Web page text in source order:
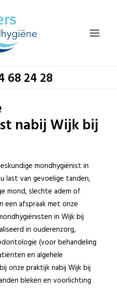
68 24 28
nabij Wijk bij
mondhygiënist in
last van gevoelige tanden,
mond, slechte adem of
een afspraak met onze
in Wijk bij
in ouderenzorg,
(voor behandeling
en algehele
onze praktijk nabij Wijk bij
bleken en voorlichting